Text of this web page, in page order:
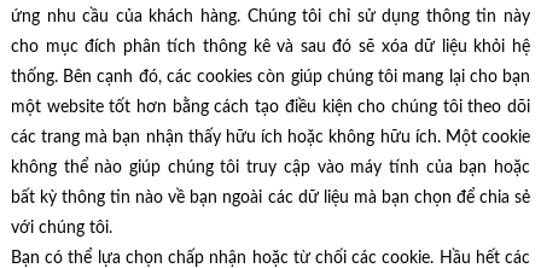
ứng nhu cầu của khách hàng. Chúng tôi chỉ sử dụng thông tin này
cho mục đích phân tích thông kê và sau đó sẽ xóa dữ liệu khỏi hệ
thống. Bên cạnh đó, các cookies còn giúp chúng tôi mang lại cho bạn
một website tốt hơn bằng cách tạo điều kiện cho chúng tôi theo dõi
các trang mà bạn nhận thấy hữu ích hoặc không hữu ích. Một cookie
không thể nào giúp chúng tôi truy cập vào máy tính của bạn hoặc
bất kỳ thông tin nào về bạn ngoài các dữ liệu mà bạn chọn để chia sẻ
với chúng tôi.
Bạn có thể lựa chọn chấp nhận hoặc từ chối các cookie. Hầu hết các